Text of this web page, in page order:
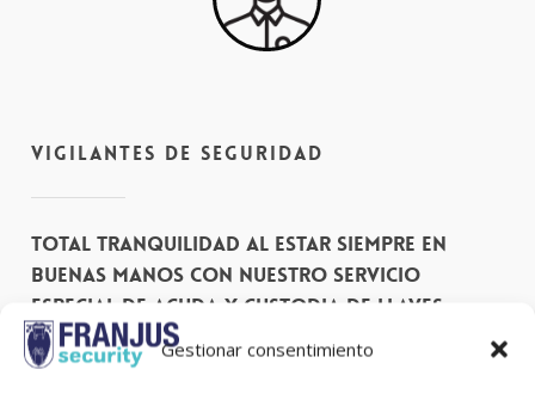
Gestionar consentimiento
Vigilantes de seguridad
Total tranquilidad al estar siempre en
buenas manos con nuestro servicio
especial de acuda y custodia de llaves.